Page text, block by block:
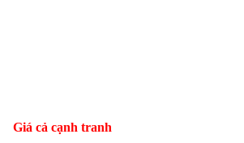
Giá cả cạnh tranh